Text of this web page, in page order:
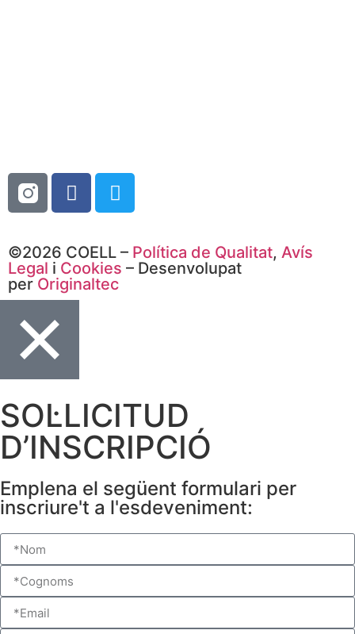
©2026 COELL – Política de Qualitat, Avís
Legal i Cookies – Desenvolupat
per Originaltec
SOL·LICITUD
D’INSCRIPCIÓ
Emplena el següent formulari per
inscriure't a l'esdeveniment: